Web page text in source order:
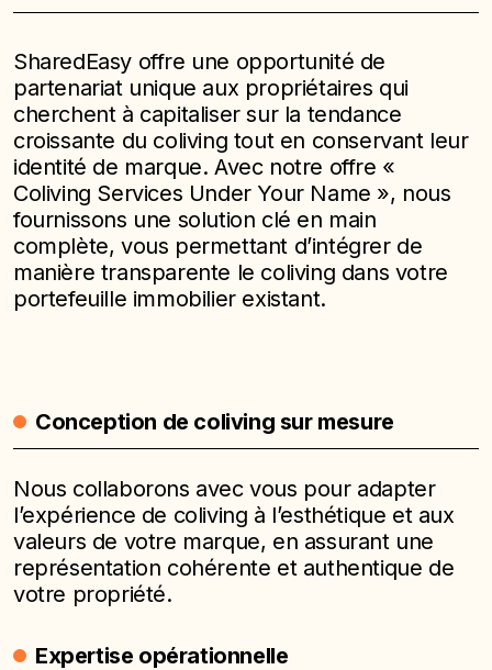
SharedEasy offre une opportunité de
partenariat unique aux propriétaires qui
cherchent à capitaliser sur la tendance
croissante du coliving tout en conservant leur
identité de marque. Avec notre offre «
Coliving Services Under Your Name », nous
fournissons une solution clé en main
complète, vous permettant d’intégrer de
manière transparente le coliving dans votre
portefeuille immobilier existant.
Conception de coliving sur mesure
Nous collaborons avec vous pour adapter
l’expérience de coliving à l’esthétique et aux
valeurs de votre marque, en assurant une
représentation cohérente et authentique de
votre propriété.
Expertise opérationnelle